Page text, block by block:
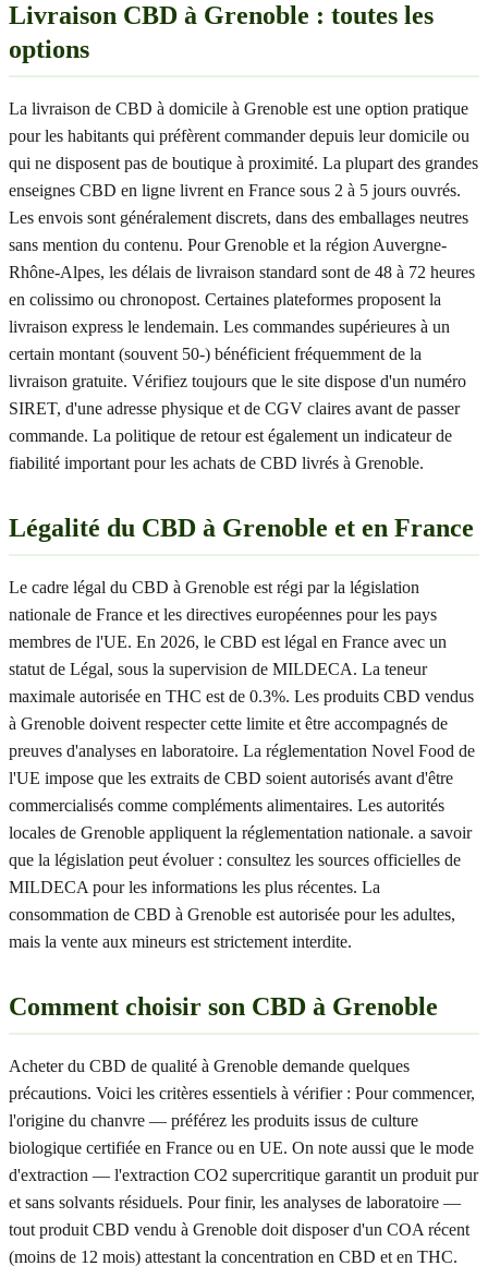
Livraison CBD à Grenoble : toutes les
options
La livraison de CBD à domicile à Grenoble est une option pratique
pour les habitants qui préfèrent commander depuis leur domicile ou
qui ne disposent pas de boutique à proximité. La plupart des grandes
enseignes CBD en ligne livrent en France sous 2 à 5 jours ouvrés.
Les envois sont généralement discrets, dans des emballages neutres
sans mention du contenu. Pour Grenoble et la région Auvergne-
Rhône-Alpes, les délais de livraison standard sont de 48 à 72 heures
en colissimo ou chronopost. Certaines plateformes proposent la
livraison express le lendemain. Les commandes supérieures à un
certain montant (souvent 50-) bénéficient fréquemment de la
livraison gratuite. Vérifiez toujours que le site dispose d'un numéro
SIRET, d'une adresse physique et de CGV claires avant de passer
commande. La politique de retour est également un indicateur de
fiabilité important pour les achats de CBD livrés à Grenoble.
Légalité du CBD à Grenoble et en France
Le cadre légal du CBD à Grenoble est régi par la législation
nationale de France et les directives européennes pour les pays
membres de l'UE. En 2026, le CBD est légal en France avec un
statut de Légal, sous la supervision de MILDECA. La teneur
maximale autorisée en THC est de 0.3%. Les produits CBD vendus
à Grenoble doivent respecter cette limite et être accompagnés de
preuves d'analyses en laboratoire. La réglementation Novel Food de
l'UE impose que les extraits de CBD soient autorisés avant d'être
commercialisés comme compléments alimentaires. Les autorités
locales de Grenoble appliquent la réglementation nationale. a savoir
que la législation peut évoluer : consultez les sources officielles de
MILDECA pour les informations les plus récentes. La
consommation de CBD à Grenoble est autorisée pour les adultes,
mais la vente aux mineurs est strictement interdite.
Comment choisir son CBD à Grenoble
Acheter du CBD de qualité à Grenoble demande quelques
précautions. Voici les critères essentiels à vérifier : Pour commencer,
l'origine du chanvre — préférez les produits issus de culture
biologique certifiée en France ou en UE. On note aussi que le mode
d'extraction — l'extraction CO2 supercritique garantit un produit pur
et sans solvants résiduels. Pour finir, les analyses de laboratoire —
tout produit CBD vendu à Grenoble doit disposer d'un COA récent
(moins de 12 mois) attestant la concentration en CBD et en THC.